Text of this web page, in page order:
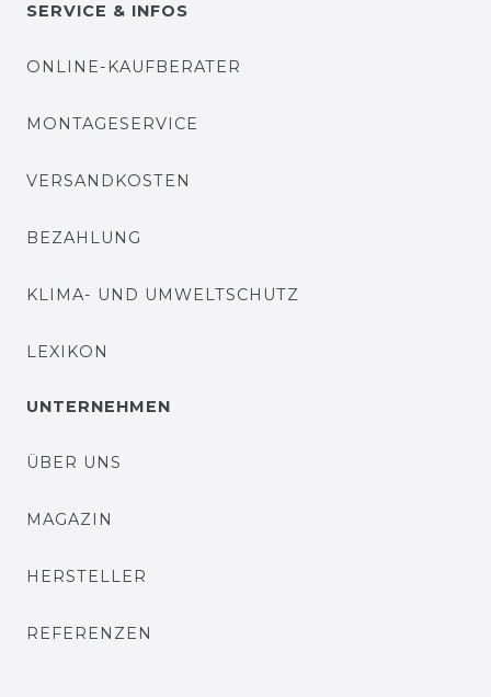
SERVICE & INFOS
ONLINE-KAUFBERATER
MONTAGESERVICE
VERSANDKOSTEN
BEZAHLUNG
KLIMA- UND UMWELTSCHUTZ
LEXIKON
UNTERNEHMEN
ÜBER UNS
MAGAZIN
HERSTELLER
REFERENZEN